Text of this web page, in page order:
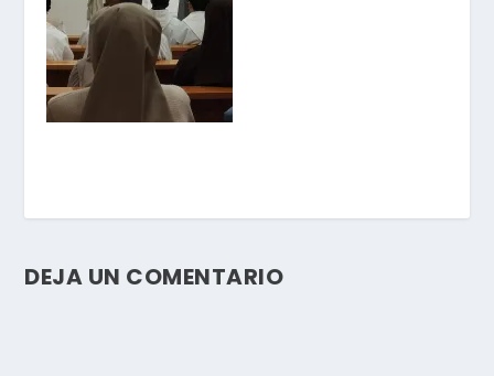
DEJA UN COMENTARIO